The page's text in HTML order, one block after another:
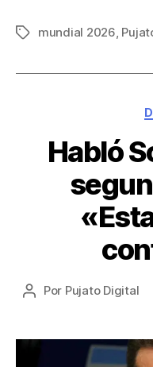
mundial 2026
Habló
Por Pujato Digital